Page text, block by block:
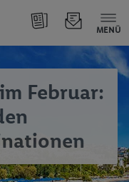
MENÜ
Februar: